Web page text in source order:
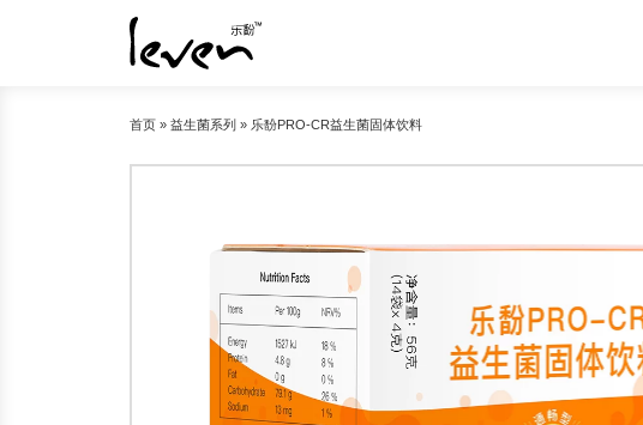
首页» 益生菌系列 » 乐馚PRO-CR益生菌固体饮料